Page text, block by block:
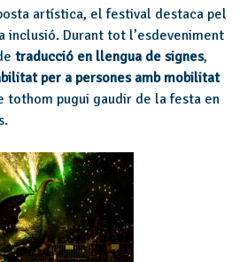
artística, el festival destaca pel
inclusió. Durant tot l’esdeveniment
traducció en llengua de signes,
per a persones amb mobilitat
tothom pugui gaudir de la festa en